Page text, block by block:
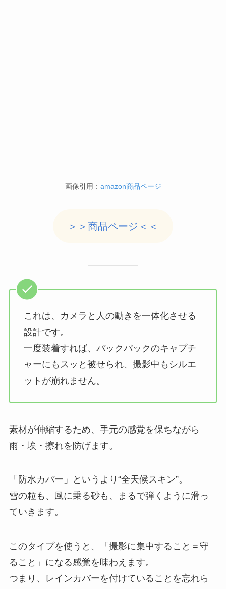
画像引用： amazon商品ページ
＞＞商品ページ＜＜
これは、カメラと人の動きを一体化させる
設計です。
一度装着すれば、バックパックのキャプチ
ャーにもスッと被せられ、撮影中もシルエ
ットが崩れません。
素材が伸縮するため、手元の感覚を保ちながら
雨・埃・擦れを防げます。
「防水カバー」というより“全天候スキン”。
雪の粒も、風に乗る砂も、まるで弾くように滑っ
ていきます。
このタイプを使うと、「撮影に集中すること＝守
ること」になる感覚を味わえます。
つまり、レインカバーを付けていることを忘れら